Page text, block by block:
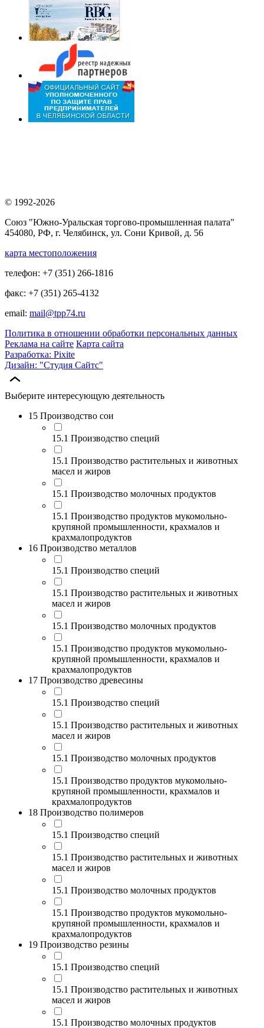
© 1992-2026
Союз "Южно-Уральская торгово-промышленная палата"
454080, РФ, г. Челябинск, ул. Сони Кривой, д. 56
карта местоположения
телефон: +7 (351) 266-1816
факс: +7 (351) 265-4132
email: mail@tpp74.ru
Политика в отношении обработки персональных данных
Реклама на сайте Карта сайта
Разработка: Pixite
Дизайн: "Студия Сайтс"
Выберите интересующую деятельность
15 Производство сои
15.1 Производство специй
15.1 Производство растительных и животных
масел и жиров
15.1 Производство молочных продуктов
15.1 Производство продуктов мукомольно-
крупяной промышленности, крахмалов и
крахмалопродуктов
16 Производство металлов
15.1 Производство специй
15.1 Производство растительных и животных
масел и жиров
15.1 Производство молочных продуктов
15.1 Производство продуктов мукомольно-
крупяной промышленности, крахмалов и
крахмалопродуктов
17 Производство древесины
15.1 Производство специй
15.1 Производство растительных и животных
масел и жиров
15.1 Производство молочных продуктов
15.1 Производство продуктов мукомольно-
крупяной промышленности, крахмалов и
крахмалопродуктов
18 Производство полимеров
15.1 Производство специй
15.1 Производство растительных и животных
масел и жиров
15.1 Производство молочных продуктов
15.1 Производство продуктов мукомольно-
крупяной промышленности, крахмалов и
крахмалопродуктов
19 Производство резины
15.1 Производство специй
15.1 Производство растительных и животных
масел и жиров
15.1 Производство молочных продуктов